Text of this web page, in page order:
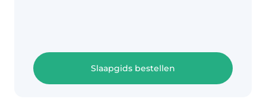
Slaapgids bestellen